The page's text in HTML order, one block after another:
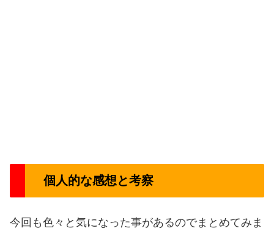
個人的な感想と考察
今回も色々と気になった事があるのでまとめてみま